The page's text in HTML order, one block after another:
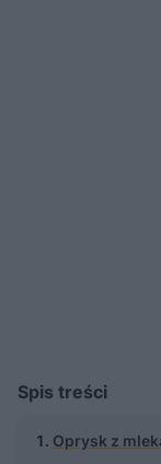
Spis treści
Oprysk z